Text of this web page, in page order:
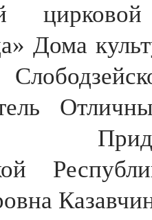
цирковой
Дома